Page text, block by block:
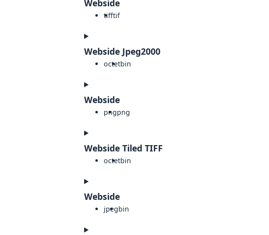
Webside
tifftif
Webside Jpeg2000
octetbin
Webside
pngpng
Webside Tiled TIFF
octetbin
Webside
jpegbin